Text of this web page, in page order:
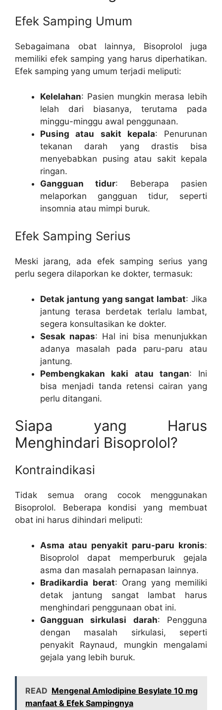
Efek Samping Umum
Sebagaimana obat lainnya, Bisoprolol juga
memiliki efek samping yang harus diperhatikan.
Efek samping yang umum terjadi meliputi:
Kelelahan: Pasien mungkin merasa lebih
lelah dari biasanya, terutama pada
minggu-minggu awal penggunaan.
Pusing atau sakit kepala: Penurunan
tekanan darah yang drastis bisa
menyebabkan pusing atau sakit kepala
ringan.
Gangguan tidur: Beberapa pasien
melaporkan gangguan tidur, seperti
insomnia atau mimpi buruk.
Efek Samping Serius
Meski jarang, ada efek samping serius yang
perlu segera dilaporkan ke dokter, termasuk:
Detak jantung yang sangat lambat: Jika
jantung terasa berdetak terlalu lambat,
segera konsultasikan ke dokter.
Sesak napas: Hal ini bisa menunjukkan
adanya masalah pada paru-paru atau
jantung.
Pembengkakan kaki atau tangan: Ini
bisa menjadi tanda retensi cairan yang
perlu ditangani.
Siapa yang Harus
Menghindari Bisoprolol?
Kontraindikasi
Tidak semua orang cocok menggunakan
Bisoprolol. Beberapa kondisi yang membuat
obat ini harus dihindari meliputi:
Asma atau penyakit paru-paru kronis:
Bisoprolol dapat memperburuk gejala
asma dan masalah pernapasan lainnya.
Bradikardia berat: Orang yang memiliki
detak jantung sangat lambat harus
menghindari penggunaan obat ini.
Gangguan sirkulasi darah: Pengguna
dengan masalah sirkulasi, seperti
penyakit Raynaud, mungkin mengalami
gejala yang lebih buruk.
READ Mengenal Amlodipine Besylate 10 mg
manfaat & Efek Sampingnya